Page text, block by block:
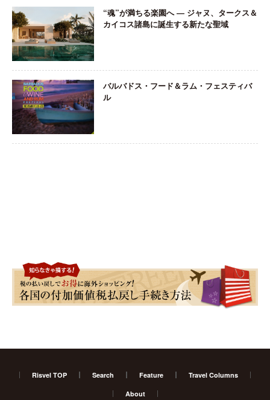
“魂”が満ちる楽園へ ― ジャヌ、タークス＆
カイコス諸島に誕生する新たな聖域
バルバドス・フード＆ラム・フェスティバ
ル
Risvel TOP Search Feature Travel Columns
About